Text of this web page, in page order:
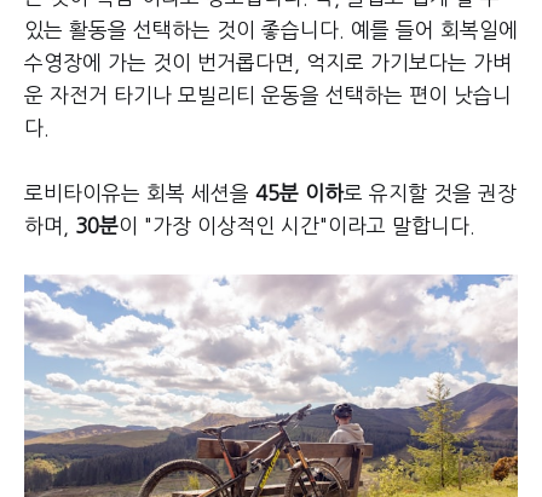
있는 활동을 선택하는 것이 좋습니다. 예를 들어 회복일에
수영장에 가는 것이 번거롭다면, 억지로 가기보다는 가벼
운 자전거 타기나 모빌리티 운동을 선택하는 편이 낫습니
다.
로비타이유는 회복 세션을 45분 이하로 유지할 것을 권장
하며, 30분이 "가장 이상적인 시간"이라고 말합니다.